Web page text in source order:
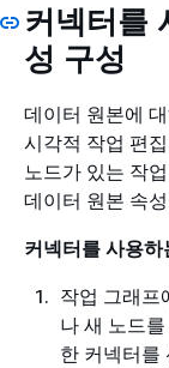
커넥터를
성 구성
데이터 원본에
시각적 작업 편
노드가 있는 작
데이터 원본 속
커넥터를 사용
작업 그래프
나 새 노드
한 커넥터를